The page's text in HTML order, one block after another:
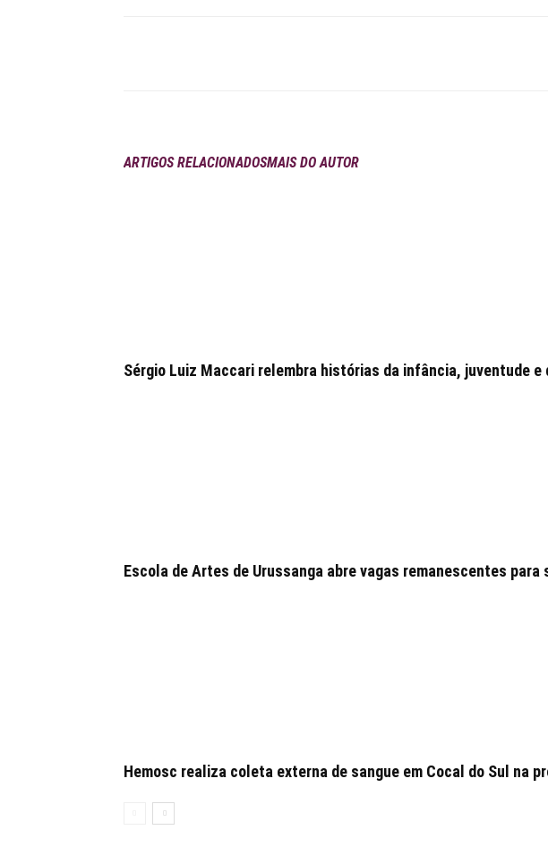
ARTIGOS RELACIONADOSMAIS DO AUTOR
Sérgio Luiz Maccari relembra histórias da infância, juventude
Escola de Artes de Urussanga abre vagas remanescentes
Hemosc realiza coleta externa de sangue em Cocal do Sul na